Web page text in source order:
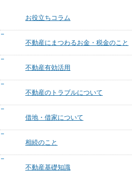
お役立ちコラム
不動産にまつわるお金・税金のこと
不動産有効活用
不動産のトラブルについて
借地・借家について
相続のこと
不動産基礎知識